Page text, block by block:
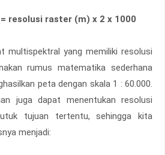
resolusi raster (m) x 2 x 1000
multispektral yang memiliki resolusi
rumus matematika sederhana
peta dengan skala 1 : 60.000.
juga dapat menentukan resolusi
tujuan tertentu, sehingga kita
menjadi: